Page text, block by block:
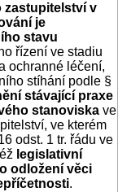
zastupitelství v
je
stavu
řízení ve stadiu
ochranné léčení,
stíhání podle §
stávající praxe
stanoviska ve
ve kterém
odst. 1 tr. řádu ve
legislativní
odložení věci
.